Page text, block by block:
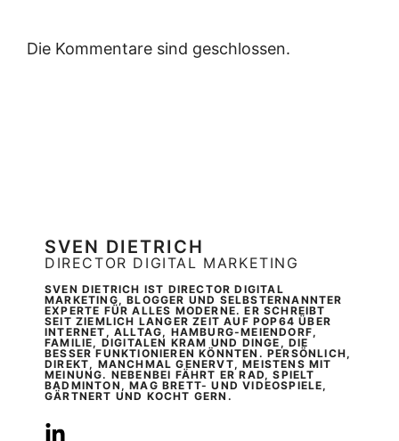
Die Kommentare sind geschlossen.
SVEN DIETRICH
DIRECTOR DIGITAL MARKETING
SVEN DIETRICH IST DIRECTOR DIGITAL
MARKETING, BLOGGER UND SELBSTERNANNTER
EXPERTE FÜR ALLES MODERNE. ER SCHREIBT
SEIT ZIEMLICH LANGER ZEIT AUF POP64 ÜBER
INTERNET, ALLTAG, HAMBURG-MEIENDORF,
FAMILIE, DIGITALEN KRAM UND DINGE, DIE
BESSER FUNKTIONIEREN KÖNNTEN. PERSÖNLICH,
DIREKT, MANCHMAL GENERVT, MEISTENS MIT
MEINUNG. NEBENBEI FÄHRT ER RAD, SPIELT
BADMINTON, MAG BRETT- UND VIDEOSPIELE,
GÄRTNERT UND KOCHT GERN.